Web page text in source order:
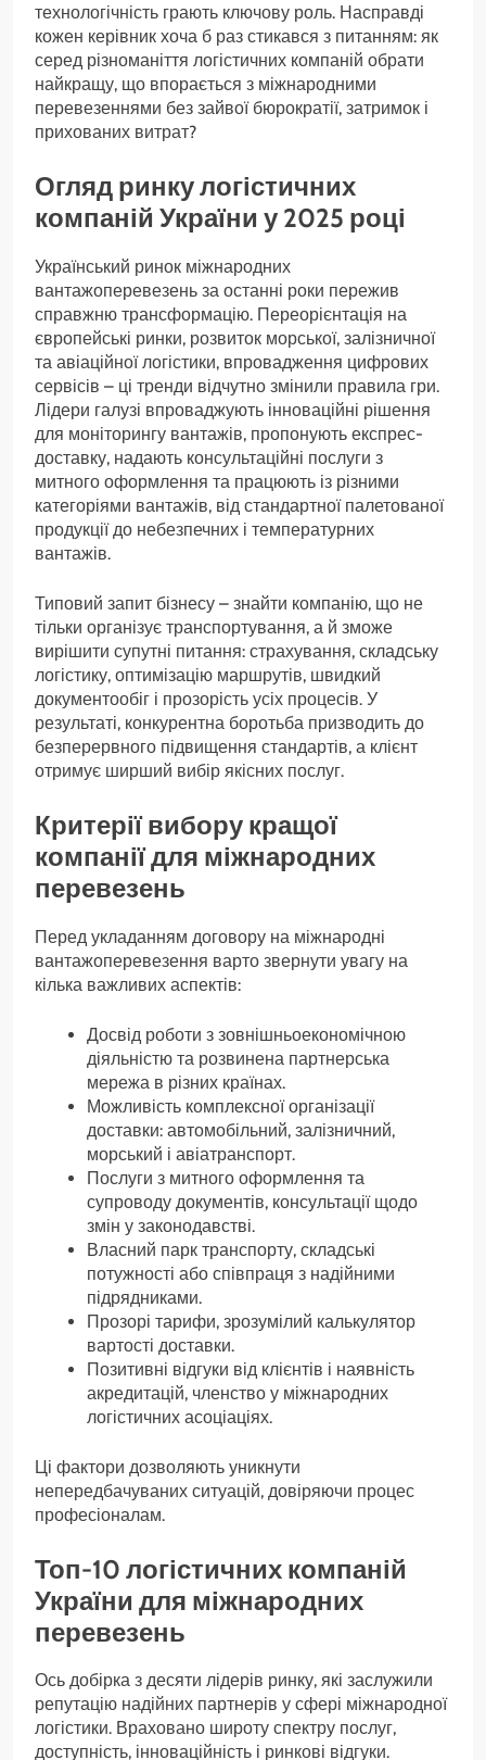
технологічність грають ключову роль. Насправді
кожен керівник хоча б раз стикався з питанням: як
серед різноманіття логістичних компаній обрати
найкращу, що впорається з міжнародними
перевезеннями без зайвої бюрократії, затримок і
прихованих витрат?
Огляд ринку логістичних
компаній України у 2025 році
Український ринок міжнародних
вантажоперевезень за останні роки пережив
справжню трансформацію. Переорієнтація на
європейські ринки, розвиток морської, залізничної
та авіаційної логістики, впровадження цифрових
сервісів – ці тренди відчутно змінили правила гри.
Лідери галузі впроваджують інноваційні рішення
для моніторингу вантажів, пропонують експрес-
доставку, надають консультаційні послуги з
митного оформлення та працюють із різними
категоріями вантажів, від стандартної палетованої
продукції до небезпечних і температурних
вантажів.
Типовий запит бізнесу – знайти компанію, що не
тільки організує транспортування, а й зможе
вирішити супутні питання: страхування, складську
логістику, оптимізацію маршрутів, швидкий
документообіг і прозорість усіх процесів. У
результаті, конкурентна боротьба призводить до
безперервного підвищення стандартів, а клієнт
отримує ширший вибір якісних послуг.
Критерії вибору кращої
компанії для міжнародних
перевезень
Перед укладанням договору на міжнародні
вантажоперевезення варто звернути увагу на
кілька важливих аспектів:
Досвід роботи з зовнішньоекономічною
діяльністю та розвинена партнерська
мережа в різних країнах.
Можливість комплексної організації
доставки: автомобільний, залізничний,
морський і авіатранспорт.
Послуги з митного оформлення та
супроводу документів, консультації щодо
змін у законодавстві.
Власний парк транспорту, складські
потужності або співпраця з надійними
підрядниками.
Прозорі тарифи, зрозумілий калькулятор
вартості доставки.
Позитивні відгуки від клієнтів і наявність
акредитацій, членство у міжнародних
логістичних асоціаціях.
Ці фактори дозволяють уникнути
непередбачуваних ситуацій, довіряючи процес
професіоналам.
Топ-10 логістичних компаній
України для міжнародних
перевезень
Ось добірка з десяти лідерів ринку, які заслужили
репутацію надійних партнерів у сфері міжнародної
логістики. Враховано широту спектру послуг,
доступність, інноваційність і ринкові відгуки.